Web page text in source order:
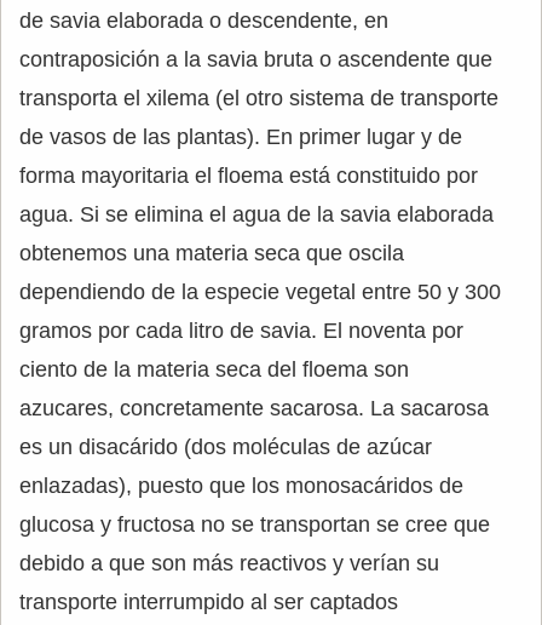
de savia elaborada o descendente, en
contraposición a la savia bruta o ascendente que
transporta el xilema (el otro sistema de transporte
de vasos de las plantas). En primer lugar y de
forma mayoritaria el floema está constituido por
agua. Si se elimina el agua de la savia elaborada
obtenemos una materia seca que oscila
dependiendo de la especie vegetal entre 50 y 300
gramos por cada litro de savia. El noventa por
ciento de la materia seca del floema son
azucares, concretamente sacarosa. La sacarosa
es un disacárido (dos moléculas de azúcar
enlazadas), puesto que los monosacáridos de
glucosa y fructosa no se transportan se cree que
debido a que son más reactivos y verían su
transporte interrumpido al ser captados